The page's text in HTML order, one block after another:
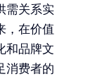
需关系实
，在价值
和品牌文
消费者的